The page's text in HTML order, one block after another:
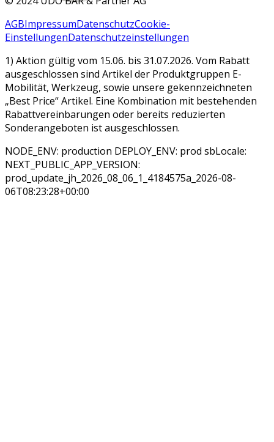
AGBImpressumDatenschutzCookie-
EinstellungenDatenschutzeinstellungen
1) Aktion gültig vom 15.06. bis 31.07.2026. Vom Rabatt
ausgeschlossen sind Artikel der Produktgruppen E-
Mobilität, Werkzeug, sowie unsere gekennzeichneten
„Best Price“ Artikel. Eine Kombination mit bestehenden
Rabattvereinbarungen oder bereits reduzierten
Sonderangeboten ist ausgeschlossen.
NODE_ENV: production DEPLOY_ENV: prod sbLocale:
NEXT_PUBLIC_APP_VERSION:
prod_update_jh_2026_08_06_1_4184575a_2026-08-
06T08:23:28+00:00